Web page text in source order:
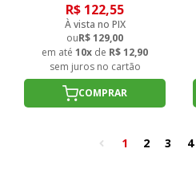
R$ 122,55
À vista no PIX
ouR$ 129,00
em até10x de R$ 12,90
sem juros no cartão
COMPRAR
1 2 3 4